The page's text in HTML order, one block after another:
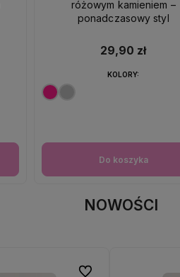
różowym kamieniem –
ponadczasowy styl
29,90 zł
Do koszyka
KOLORY:
NOWOŚCI
Do ulubionych